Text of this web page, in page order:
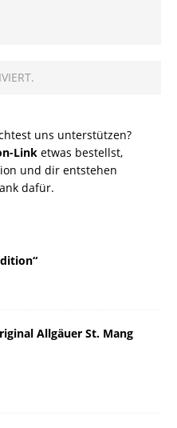
uns unterstützen?
Link etwas bestellst,
und dir entstehen
dafür.
Allgäuer St. Mang